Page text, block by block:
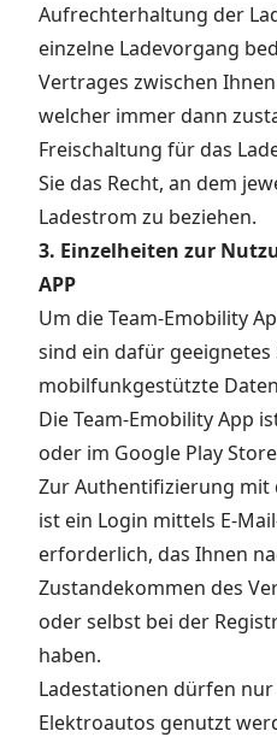
Aufrechterhaltung der
einzelne Ladevorgang
Vertrages zwischen
welcher immer dann
Freischaltung für das
Sie das Recht, an dem
Ladestrom zu beziehen.
3. Einzelheiten zur
APP
Um die Team-Emobility
sind ein dafür
mobilfunkgestützte
Die Team-Emobility App
oder im Google Play
Zur Authentifizierung mit
ist ein Login mittels E-
erforderlich, das Ihnen
Zustandekommen des
oder selbst bei der
haben.
Ladestationen dürfen nur
Elektroautos genutzt